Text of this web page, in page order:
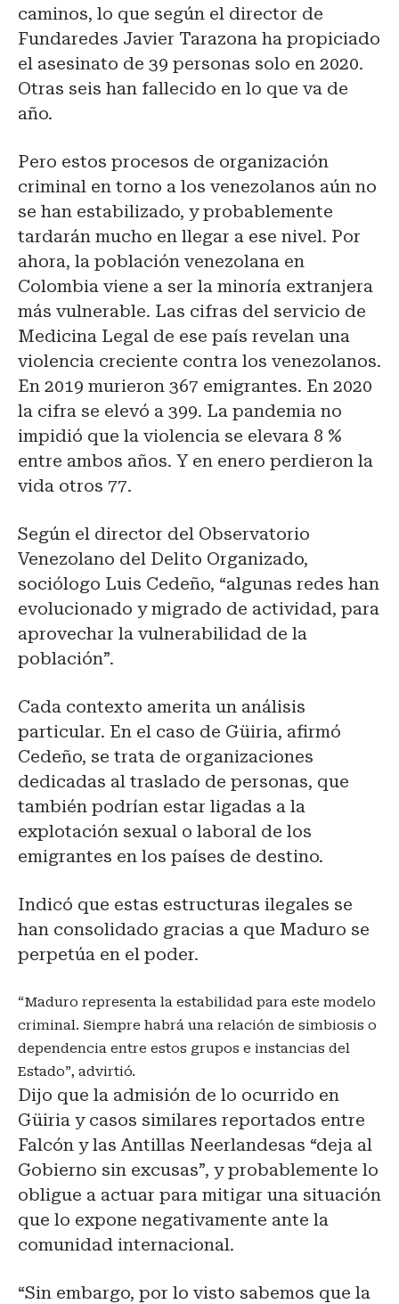
caminos, lo que según el director de
Fundaredes Javier Tarazona ha propiciado
el asesinato de 39 personas solo en 2020.
Otras seis han fallecido en lo que va de
año.
Pero estos procesos de organización
criminal en torno a los venezolanos aún no
se han estabilizado, y probablemente
tardarán mucho en llegar a ese nivel. Por
ahora, la población venezolana en
Colombia viene a ser la minoría extranjera
más vulnerable. Las cifras del servicio de
Medicina Legal de ese país revelan una
violencia creciente contra los venezolanos.
En 2019 murieron 367 emigrantes. En 2020
la cifra se elevó a 399. La pandemia no
impidió que la violencia se elevara 8 %
entre ambos años. Y en enero perdieron la
vida otros 77.
Según el director del Observatorio
Venezolano del Delito Organizado,
sociólogo Luis Cedeño, “algunas redes han
evolucionado y migrado de actividad, para
aprovechar la vulnerabilidad de la
población”.
Cada contexto amerita un análisis
particular. En el caso de Güiria, afirmó
Cedeño, se trata de organizaciones
dedicadas al traslado de personas, que
también podrían estar ligadas a la
explotación sexual o laboral de los
emigrantes en los países de destino.
Indicó que estas estructuras ilegales se
han consolidado gracias a que Maduro se
perpetúa en el poder.
“Maduro representa la estabilidad para este modelo
criminal. Siempre habrá una relación de simbiosis o
dependencia entre estos grupos e instancias del
Estado”, advirtió.
Dijo que la admisión de lo ocurrido en
Güiria y casos similares reportados entre
Falcón y las Antillas Neerlandesas “deja al
Gobierno sin excusas”, y probablemente lo
obligue a actuar para mitigar una situación
que lo expone negativamente ante la
comunidad internacional.
“Sin embargo, por lo visto sabemos que la